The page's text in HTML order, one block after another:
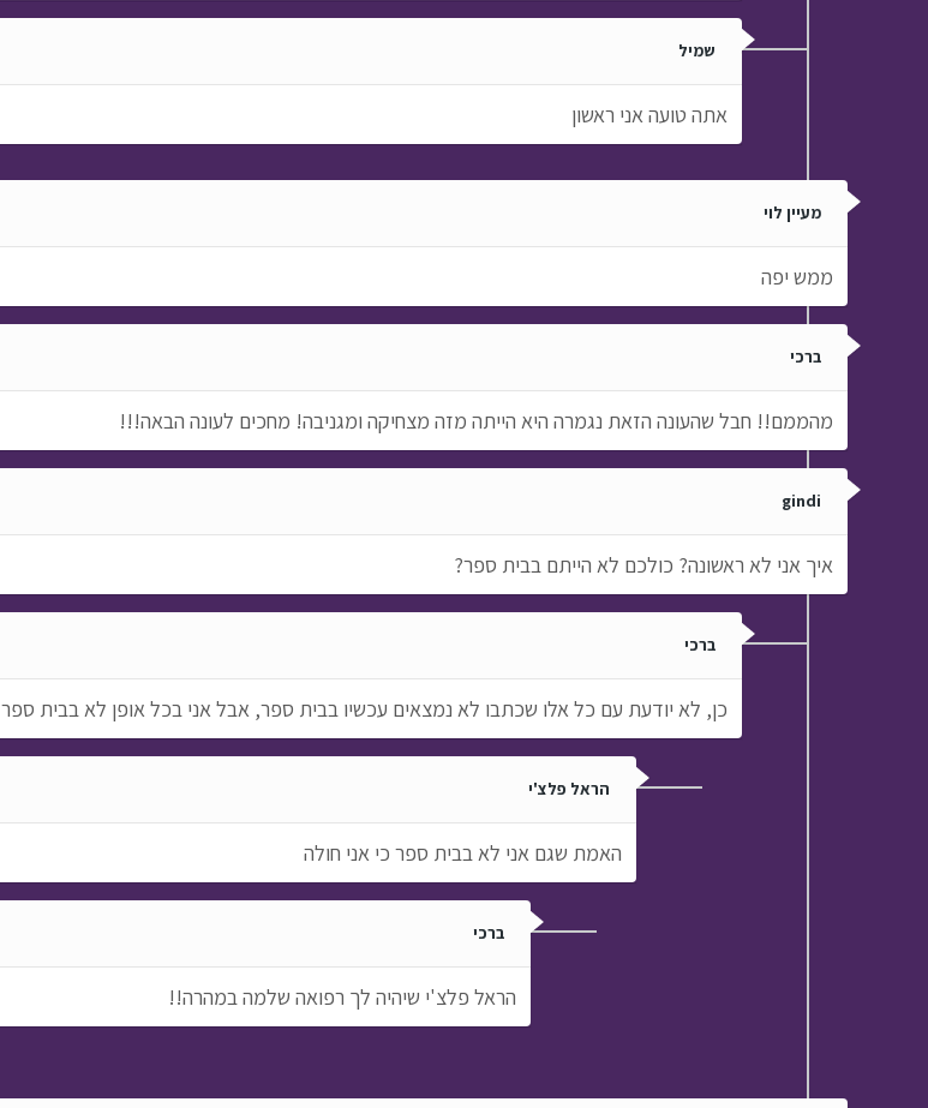
שמיל
אתה טועה אני ראשון
מעיין לוי
ממש יפה
ברכי
מהממם!! חבל שהעונה הזאת נגמרה היא הייתה מזה מצחיקה ומגניבה! מחכים לעונה הבאה!!!
gindi
איך אני לא ראשונה? כולכם לא הייתם בבית ספר?
ברכי
כן, לא יודעת עם כל אלו שכתבו לא נמצאים עכשיו בבית ספר, אבל אני בכל אופן לא בבית ספר
הראל פלצ'י
האמת שגם אני לא בבית ספר כי אני חולה
ברכי
הראל פלצ'י שיהיה לך רפואה שלמה במהרה!!